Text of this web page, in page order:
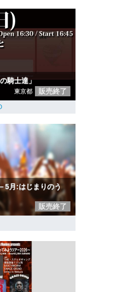
騎士達」
東京都 販売終了
5月:はじまりのう
販売終了